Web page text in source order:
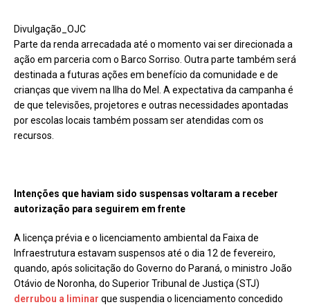
Divulgação_OJC
Parte da renda arrecadada até o momento vai ser direcionada a
ação em parceria com o Barco Sorriso. Outra parte também será
destinada a futuras ações em benefício da comunidade e de
crianças que vivem na Ilha do Mel. A expectativa da campanha é
de que televisões, projetores e outras necessidades apontadas
por escolas locais também possam ser atendidas com os
recursos.
Intenções que haviam sido suspensas voltaram a receber
autorização para seguirem em frente
A licença prévia e o licenciamento ambiental da Faixa de
Infraestrutura estavam suspensos até o dia 12 de fevereiro,
quando, após solicitação do Governo do Paraná, o ministro João
Otávio de Noronha, do Superior Tribunal de Justiça (STJ)
derrubou a liminar que suspendia o licenciamento concedido